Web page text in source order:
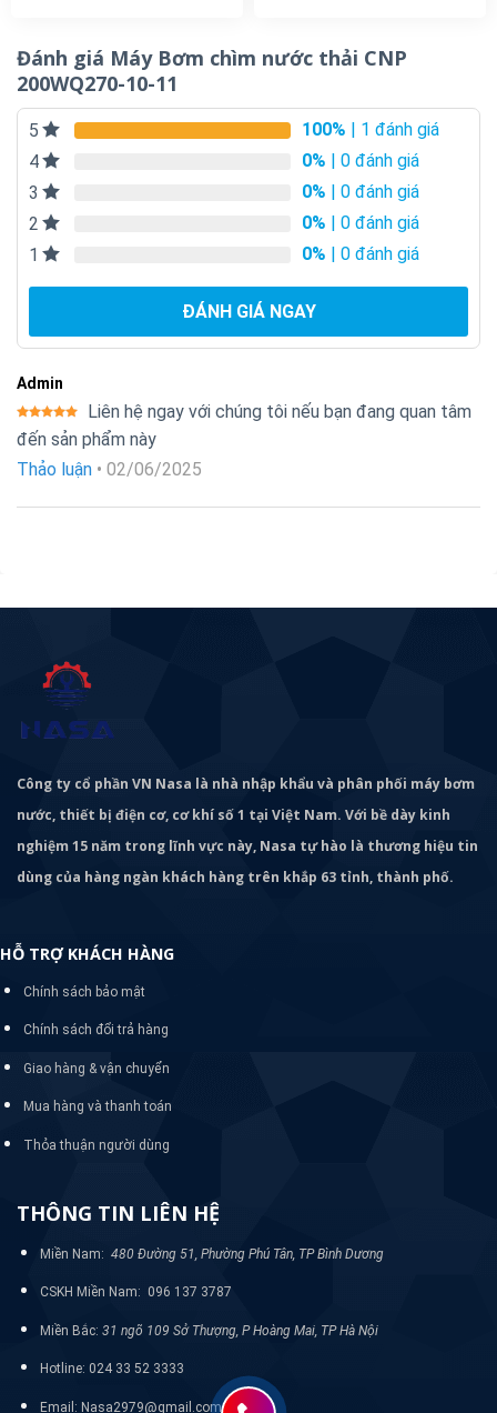
Đánh giá Máy Bơm chìm nước thải CNP
200WQ270-10-11
5 100% | 1 đánh giá
4
0% | 0 đánh giá
3
0% | 0 đánh giá
2
0% | 0 đánh giá
1
0% | 0 đánh giá
ĐÁNH GIÁ NGAY
Admin
Được xếp
hạng
55
Liên hệ ngay với chúng tôi nếu bạn đang quan tâm
đến sản phẩm này
Thảo luận • 02/06/2025
Công ty cổ phần VN Nasa là nhà nhập khẩu và phân phối máy bơm
nước, thiết bị điện cơ, cơ khí số 1 tại Việt Nam. Với bề dày kinh
nghiệm 15 năm trong lĩnh vực này, Nasa tự hào là thương hiệu tin
dùng của hàng ngàn khách hàng trên khắp 63 tỉnh, thành phố.
HỖ TRỢ KHÁCH HÀNG
Chính sách bảo mật
Chính sách đổi trả hàng
Giao hàng & vận chuyển
Mua hàng và thanh toán
Thỏa thuận người dùng
THÔNG TIN LIÊN HỆ
Miền Nam: 480 Đường 51, Phường Phú Tân, TP Bình Dương
CSKH Miền Nam: 096 137 3787
Miền Bắc: 31 ngõ 109 Sở Thượng, P Hoàng Mai, TP Hà Nội
Hotline: 024 33 52 3333
Email: Nasa2979@gmail.com